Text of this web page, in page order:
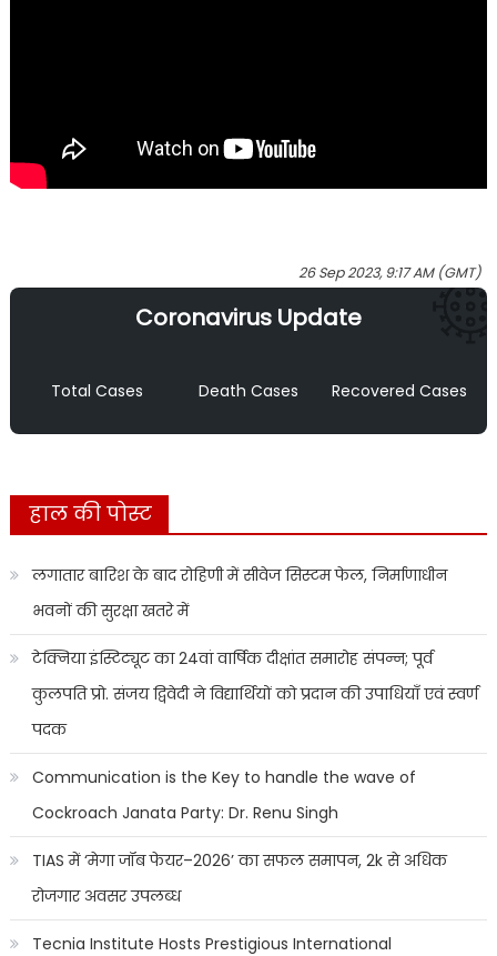
26 Sep 2023, 9:17 AM (GMT)
Coronavirus Update
Total Cases Death Cases Recovered Cases
हाल की पोस्ट
लगातार बारिश के बाद रोहिणी में सीवेज सिस्टम फेल, निर्माणाधीन
भवनों की सुरक्षा खतरे में
टेक्निया इंस्टिट्यूट का 24वां वार्षिक दीक्षांत समारोह संपन्न; पूर्व
कुलपति प्रो. संजय द्विवेदी ने विद्यार्थियों को प्रदान की उपाधियाँ एवं स्वर्ण
पदक
Communication is the Key to handle the wave of
Cockroach Janata Party: Dr. Renu Singh
TIAS में ‘मेगा जॉब फेयर–2026’ का सफल समापन, 2k से अधिक
रोजगार अवसर उपलब्ध
Tecnia Institute Hosts Prestigious International